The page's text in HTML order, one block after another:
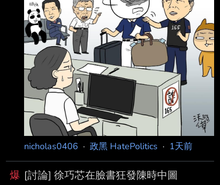
nicholas0406 · 政黑 HatePolitics · 1天前
爆 [討論] 徐巧芯在臉書狂發陳時中圖